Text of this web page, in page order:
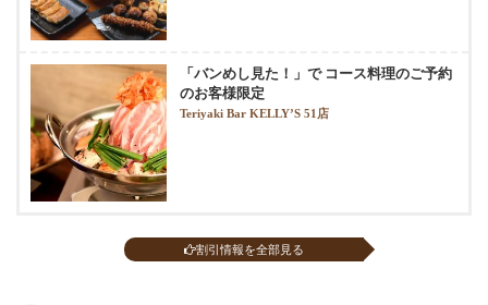
「バンめし見た！」で コース料理のご予約
のお客様限定
Teriyaki Bar KELLY’S 51店
割引情報を全部見る